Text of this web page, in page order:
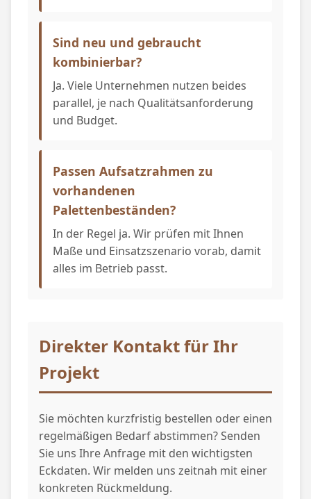
Sind neu und gebraucht
kombinierbar?
Ja. Viele Unternehmen nutzen beides
parallel, je nach Qualitätsanforderung
und Budget.
Passen Aufsatzrahmen zu
vorhandenen
Palettenbeständen?
In der Regel ja. Wir prüfen mit Ihnen
Maße und Einsatzszenario vorab, damit
alles im Betrieb passt.
Direkter Kontakt für Ihr
Projekt
Sie möchten kurzfristig bestellen oder einen
regelmäßigen Bedarf abstimmen? Senden
Sie uns Ihre Anfrage mit den wichtigsten
Eckdaten. Wir melden uns zeitnah mit einer
konkreten Rückmeldung.